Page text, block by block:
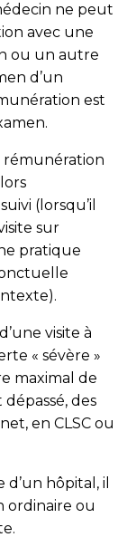
ne peut
avec une
ou un autre
d’un
est
rémunération
(lorsqu’il
sur
pratique
visite à
« sévère »
maximal de
des
en CLSC ou
hôpital, il
ordinaire ou